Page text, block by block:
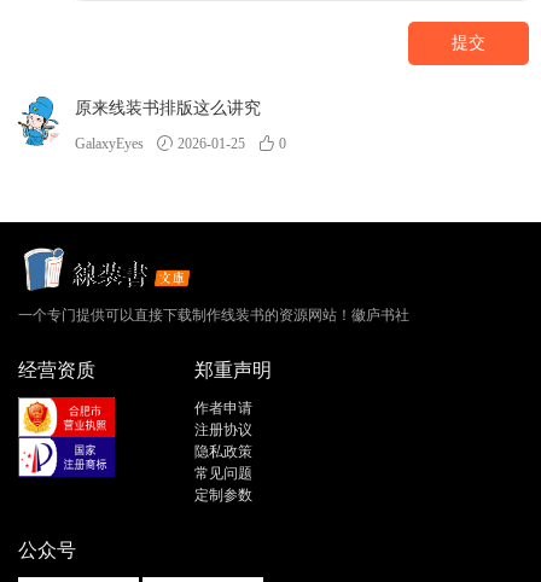
提交
原来线装书排版这么讲究
GalaxyEyes 2026-01-25 0
一个专门提供可以直接下载制作线装书的资源网站！徽庐书社
经营资质 郑重声明
作者申请
注册协议
隐私政策
常见问题
定制参数
公众号